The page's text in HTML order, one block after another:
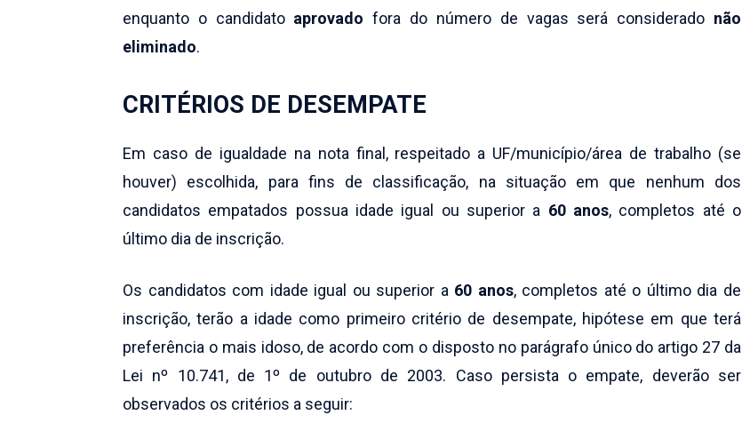
enquanto o candidato aprovado fora do número de vagas será considerado não
eliminado.
CRITÉRIOS DE DESEMPATE
Em caso de igualdade na nota final, respeitado a UF/município/área de trabalho (se
houver) escolhida, para fins de classificação, na situação em que nenhum dos
candidatos empatados possua idade igual ou superior a 60 anos, completos até o
último dia de inscrição.
Os candidatos com idade igual ou superior a 60 anos, completos até o último dia de
inscrição, terão a idade como primeiro critério de desempate, hipótese em que terá
preferência o mais idoso, de acordo com o disposto no parágrafo único do artigo 27 da
Lei nº 10.741, de 1º de outubro de 2003. Caso persista o empate, deverão ser
observados os critérios a seguir: